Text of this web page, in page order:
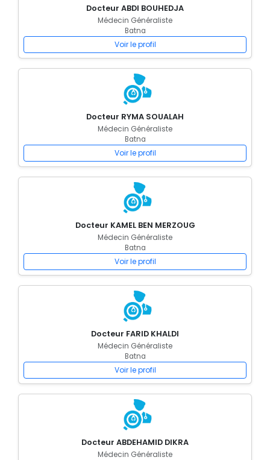
Docteur ABDI BOUHEDJA
Médecin Généraliste
Batna
Voir le profil
Docteur RYMA SOUALAH
Médecin Généraliste
Batna
Voir le profil
Docteur KAMEL BEN MERZOUG
Médecin Généraliste
Batna
Voir le profil
Docteur FARID KHALDI
Médecin Généraliste
Batna
Voir le profil
Docteur ABDEHAMID DIKRA
Médecin Généraliste